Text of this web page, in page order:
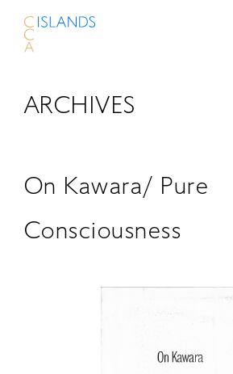
ABOUT
ARCHIVES
On Kawara/ Pure
Consciousness